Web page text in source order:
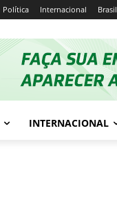
Política Internacional Brasil
INTERNACIONAL